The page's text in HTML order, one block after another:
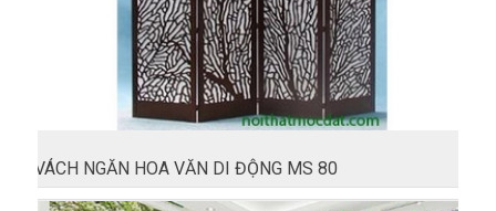
VÁCH NGĂN HOA VĂN DI ĐỘNG MS 80